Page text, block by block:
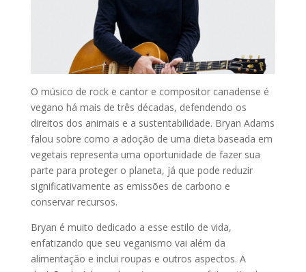
O músico de rock e cantor e compositor canadense é
vegano há mais de três décadas, defendendo os
direitos dos animais e a sustentabilidade. Bryan Adams
falou sobre como a adoção de uma dieta baseada em
vegetais representa uma oportunidade de fazer sua
parte para proteger o planeta, já que pode reduzir
significativamente as emissões de carbono e
conservar recursos.
Bryan é muito dedicado a esse estilo de vida,
enfatizando que seu veganismo vai além da
alimentação e inclui roupas e outros aspectos. A